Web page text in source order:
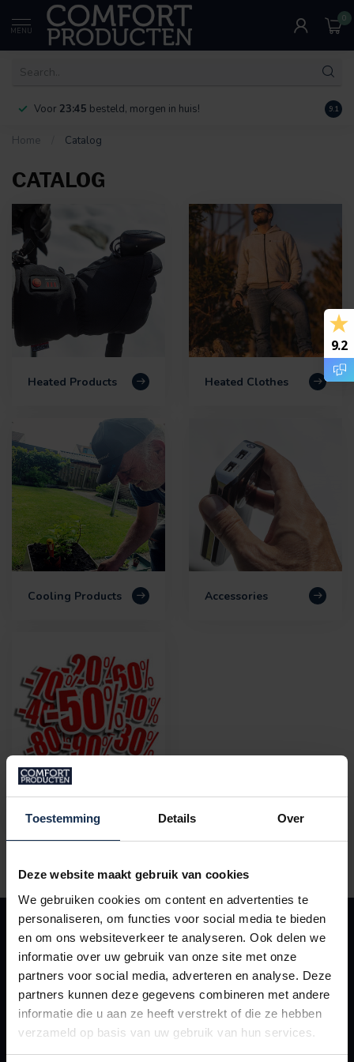
Toestemming Details Over
Deze website maakt gebruik van cookies
We gebruiken cookies om content en advertenties te
personaliseren, om functies voor social media te bieden
en om ons websiteverkeer te analyseren. Ook delen we
informatie over uw gebruik van onze site met onze
partners voor social media, adverteren en analyse. Deze
partners kunnen deze gegevens combineren met andere
informatie die u aan ze heeft verstrekt of die ze hebben
verzameld op basis van uw gebruik van hun services.
MENU
0
Voor 23:45 besteld, morgen in huis! 9.1
Home Catalog
CATALOG
Heated Products Heated Clothes
Cooling Products Accessories
ABONNEER OP ONZE NIEUWSBRIEF
Blijf op de hoogte van de nieuwste (product)ontwikkelingen en
beste deals
9.2